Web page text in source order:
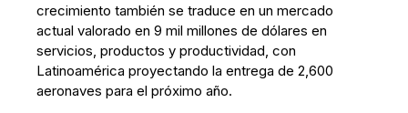
crecimiento también se traduce en un mercado
actual valorado en 9 mil millones de dólares en
servicios, productos y productividad, con
Latinoamérica proyectando la entrega de 2,600
aeronaves para el próximo año.